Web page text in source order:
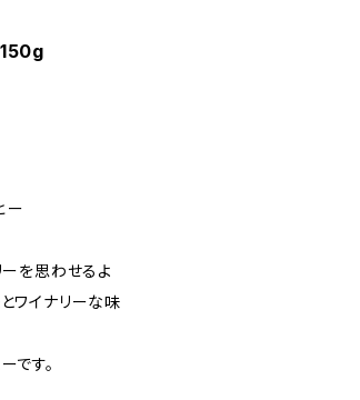
ー
を思わせるよ
ワイナリーな味
です。